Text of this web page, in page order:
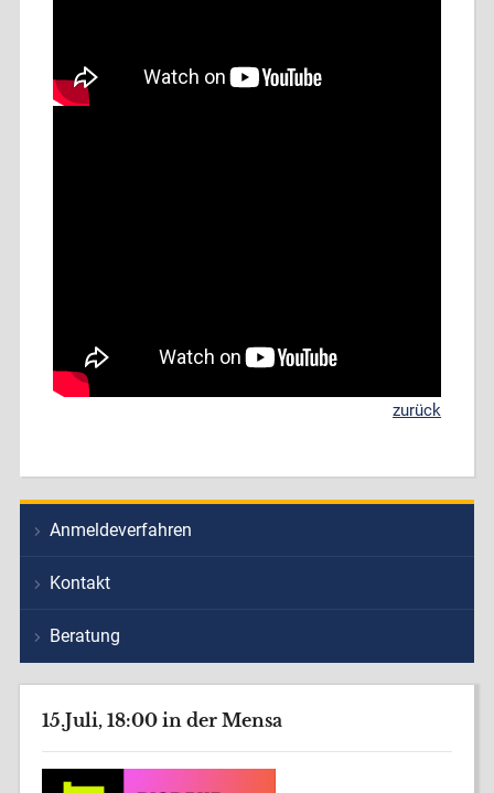
zurück
Anmeldeverfahren
Kontakt
Beratung
15.Juli, 18:00 in der Mensa